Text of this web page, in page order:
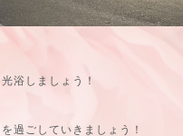
浴しましょう！
過ごしていきましょう！